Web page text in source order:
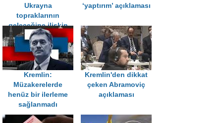
Ukrayna
topraklarının
geleceğine ilişkin
açıklama
‘yaptırım’ açıklaması
Kremlin:
Müzakerelerde
henüz bir ilerleme
sağlanmadı
Kremlin'den dikkat
çeken Abramoviç
açıklaması